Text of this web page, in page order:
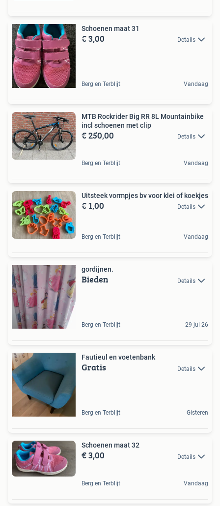
Schoenen maat 31
€ 3,00 Details
Berg en Terblijt Vandaag
MTB Rockrider Big RR 8L Mountainbike
incl schoenen met clip
€ 250,00 Details
Berg en Terblijt Vandaag
Uitsteek vormpjes bv voor klei of koekjes
€ 1,00 Details
Berg en Terblijt Vandaag
gordijnen.
Bieden Details
Berg en Terblijt 29 jul 26
Fautieul en voetenbank
Gratis Details
Berg en Terblijt Gisteren
Schoenen maat 32
€ 3,00 Details
Berg en Terblijt Vandaag